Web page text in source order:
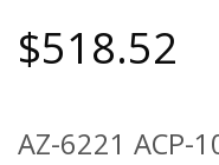
$518.52
AZ-6221 ACP-